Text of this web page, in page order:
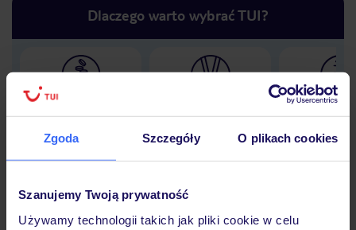
Zgoda Szczegóły O plikach cookies
Szanujemy Twoją prywatność
Używamy technologii takich jak pliki cookie w celu
Dlaczego warto wybrać TUI?
Lider niskich cen
podróży w Polsce
30 lat w
Hotel